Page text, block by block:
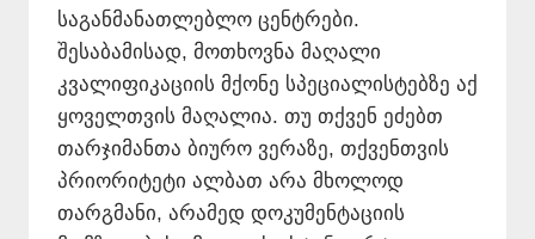
საგანმანათლებლო ცენტრები.
შესაბამისად, მოთხოვნა მაღალი
კვალიფიკაციის მქონე სპეციალისტებზე აქ
ყოველთვის მაღალია. თუ თქვენ ეძებთ
თარჯიმანთა ბიურო ვერაზე, თქვენთვის
პრიორიტეტი ალბათ არა მხოლოდ
თარგმანი, არამედ დოკუმენტაციის